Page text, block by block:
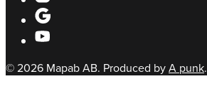
© 2026 Mapab AB. Produced by A punk.